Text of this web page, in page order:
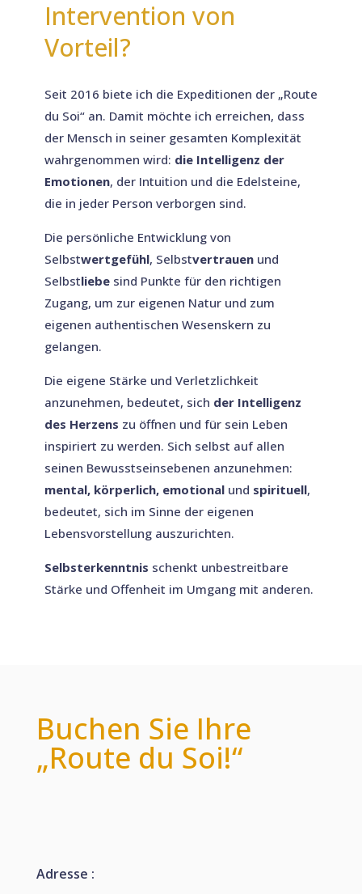
Intervention von
Vorteil?
Seit 2016 biete ich die Expeditionen der „Route
du Soi“ an. Damit möchte ich erreichen, dass
der Mensch in seiner gesamten Komplexität
wahrgenommen wird: die Intelligenz der
Emotionen, der Intuition und die Edelsteine,
die in jeder Person verborgen sind.
Die persönliche Entwicklung von
Selbstwertgefühl, Selbstvertrauenund
Selbstliebesind Punkte für den richtigen
Zugang, um zur eigenen Natur und zum
eigenen authentischen Wesenskern zu
gelangen.
Die eigene Stärke und Verletzlichkeit
anzunehmen, bedeutet, sich der Intelligenz
des Herzens zu öffnen und für sein Leben
inspiriert zu werden. Sich selbst auf allen
seinen Bewusstseinsebenen anzunehmen:
mental, körperlich, emotional und spirituell,
bedeutet, sich im Sinne der eigenen
Lebensvorstellung auszurichten.
Selbsterkenntnis schenkt unbestreitbare
Stärke und Offenheit im Umgang mit anderen.
Buchen Sie Ihre
„Route du Soi!“
Adresse :